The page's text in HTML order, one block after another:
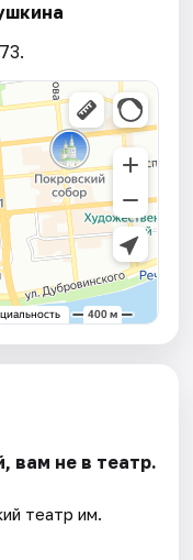
вам не в театр.
театр им.